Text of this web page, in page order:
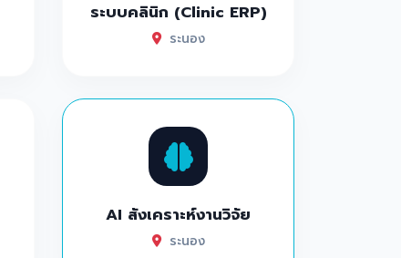
ระบบคลินิก (Clinic ERP)
ระนอง
AI สังเคราะห์งานวิจัย
ระนอง